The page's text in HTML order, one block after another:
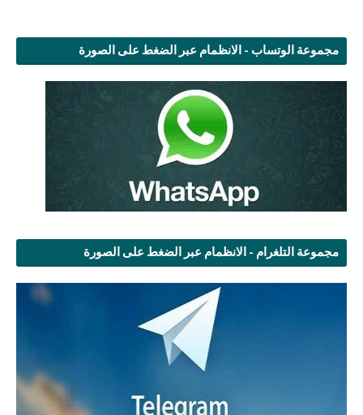
مجموعة الوتساب - الانظمام عبر الضغط على الصورة
مجموعة التلغرام - الانظمام عبر الضغط على الصورة